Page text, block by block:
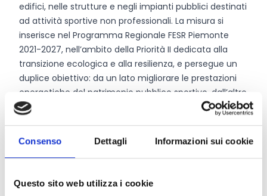
Consenso Dettagli Informazioni sui cookie
Questo sito web utilizza i cookie
edifici, nelle strutture e negli impianti pubblici destinati
ad attività sportive non professionali. La misura si
inserisce nel Programma Regionale FESR Piemonte
2021-2027, nell’ambito della Priorità II dedicata alla
transizione ecologica e alla resilienza, e persegue un
duplice obiettivo: da un lato migliorare le prestazioni
energetiche del patrimonio pubblico sportivo, dall’altro
promuovere l’impiego di fonti rinnovabili e sistemi di
a ridurre i consumi e i costi energetici degli impianti
sportivi pubblici, ma anche a rafforzarne la
agli obiettivi climatici e di decarbonizzazione.